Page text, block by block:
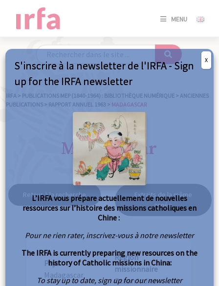
MENU
SE
/
IRFA > PUBLICATIONS MEP (1840-1964) : BIBLIOTHÈQUE NUMÉRIQUE > ANCIENNES
PUBLICATIONS > RAPPORT ANNUEL 1963 > MADAGASCAR
Madagascar
Retour à la recherche
Extraits de la même
année
Pays
Madagascar
Région
missionnaire
Océan Indien
S'inscrire à la newsletter de l'IRFA - Sign
up for the IRFA newsletter
L’IRFA vous prépare actuellement de nouvelles
ressources sur l’histoire des missions catholiques en
Chine :
Pour ne rien rater, inscrivez-vous à notre newsletter
The IRFA is currently preparing new resources on the
history of Catholic missions in China:
To stay up to date, sign up for our newsletter
X